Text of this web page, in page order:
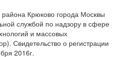
района Крюково города Москвы
службой по надзору в сфере
и массовых
Свидетельство о регистрации
2016г.